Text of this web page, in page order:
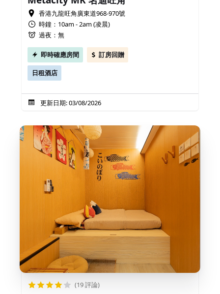
香港九龍旺角廣東道968-970號
時鐘：10am - 2am (凌晨)
過夜：無
即時確應房間 訂房回贈
日租酒店
更新日期: 03/08/2026
(19 評論)